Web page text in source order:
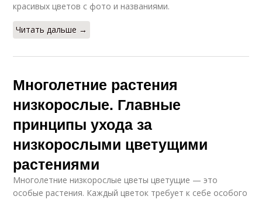
красивых цветов с фото и названиями.
Читать дальше →
Многолетние растения
низкорослые. Главные
принципы ухода за
низкорослыми цветущими
растениями
Многолетние низкорослые цветы цветущие — это
особые растения. Каждый цветок требует к себе особого